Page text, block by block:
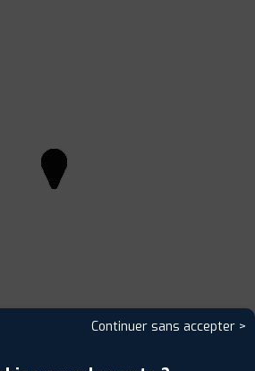
Continuer sans accepter >